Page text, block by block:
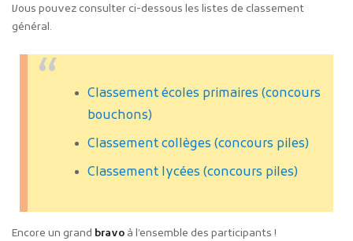
Vous pouvez consulter ci-dessous les listes de classement
général.
Classement écoles primaires (concours
bouchons)
Classement collèges (concours piles)
Classement lycées (concours piles)
Encore un grand bravo à l’ensemble des participants !